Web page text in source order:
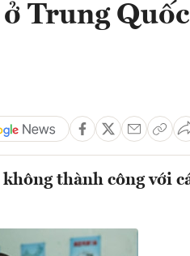
Trung Quốc
thành công với